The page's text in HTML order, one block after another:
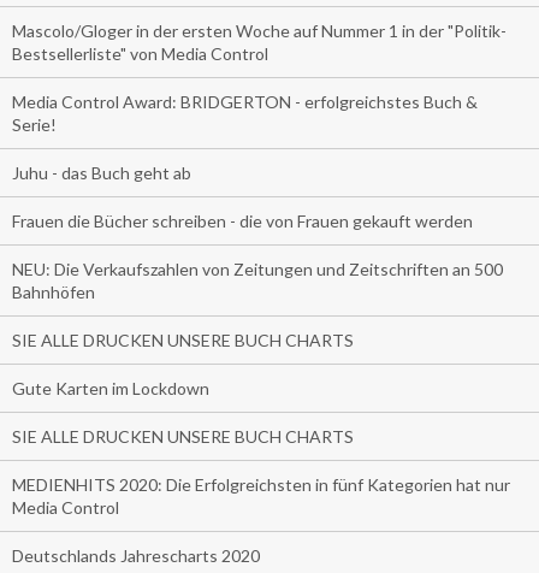
Mascolo/Gloger in der ersten Woche auf Nummer 1 in der "Politik-
Bestsellerliste" von Media Control
Media Control Award: BRIDGERTON - erfolgreichstes Buch &
Serie!
Juhu - das Buch geht ab
Frauen die Bücher schreiben - die von Frauen gekauft werden
NEU: Die Verkaufszahlen von Zeitungen und Zeitschriften an 500
Bahnhöfen
SIE ALLE DRUCKEN UNSERE BUCH CHARTS
Gute Karten im Lockdown
SIE ALLE DRUCKEN UNSERE BUCH CHARTS
MEDIENHITS 2020: Die Erfolgreichsten in fünf Kategorien hat nur
Media Control
Deutschlands Jahrescharts 2020